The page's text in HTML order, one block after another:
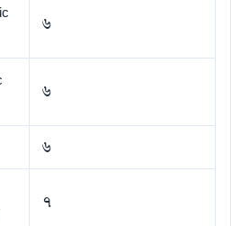
৬
৬
৬
৭